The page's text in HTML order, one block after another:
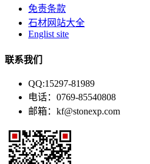
免责条款
石材网站大全
Englist site
联系我们
QQ:15297-81989
电话：0769-85540808
邮箱：kf@stonexp.com